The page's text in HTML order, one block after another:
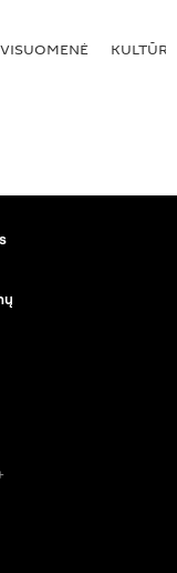
VISUOMENĖ KULTŪRA